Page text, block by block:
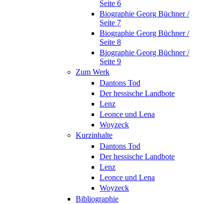
Seite 6
Biographie Georg Büchner /
Seite 7
Biographie Georg Büchner /
Seite 8
Biographie Georg Büchner /
Seite 9
Zum Werk
Dantons Tod
Der hessische Landbote
Lenz
Leonce und Lena
Woyzeck
Kurzinhalte
Dantons Tod
Der hessische Landbote
Lenz
Leonce und Lena
Woyzeck
Bibliographie